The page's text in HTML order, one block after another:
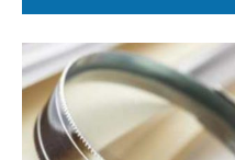
EXA
EL EXACTO
GLOBO
COLABORADORES
ACTUALIDADES GREM